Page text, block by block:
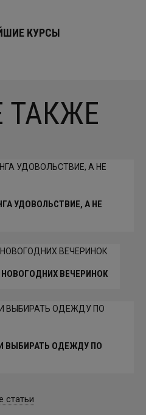
КУРСЫ
ТАКЖЕ
УДОВОЛЬСТВИЕ, А НЕ
ВЕЧЕРИНОК
ВЫБИРАТЬ ОДЕЖДУ ПО
статьи